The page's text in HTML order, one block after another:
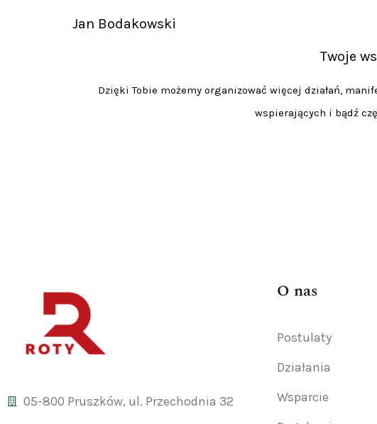
Jan Bodakowski
Twoje
Dzięki Tobie możemy organizować więcej działań,
wspierających i bądź
05-800 Pruszków, ul. Przechodnia 32
O nas
Postulaty
Działania
Wsparcie